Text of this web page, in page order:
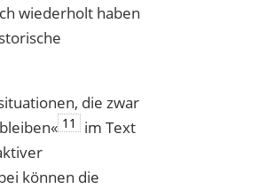
wiederholt haben
die zwar
11
im Text
können die